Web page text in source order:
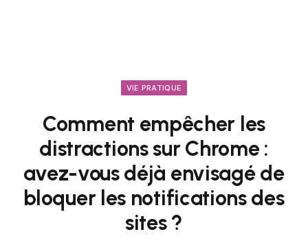
VIE PRATIQUE
Comment empêcher les
distractions sur Chrome :
avez-vous déjà envisagé de
bloquer les notifications des
sites ?